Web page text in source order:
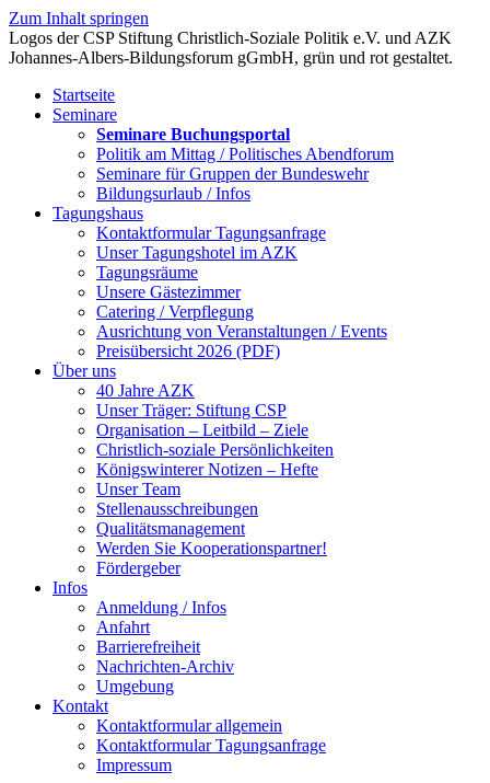
Zum Inhalt springen
Startseite
Seminare
Seminare Buchungsportal
Politik am Mittag / Politisches Abendforum
Seminare für Gruppen der Bundeswehr
Bildungsurlaub / Infos
Tagungshaus
Kontaktformular Tagungsanfrage
Unser Tagungshotel im AZK
Tagungsräume
Unsere Gästezimmer
Catering / Verpflegung
Ausrichtung von Veranstaltungen / Events
Preisübersicht 2026 (PDF)
Über uns
40 Jahre AZK
Unser Träger: Stiftung CSP
Organisation – Leitbild – Ziele
Christlich-soziale Persönlichkeiten
Königswinterer Notizen – Hefte
Unser Team
Stellenausschreibungen
Qualitätsmanagement
Werden Sie Kooperationspartner!
Fördergeber
Infos
Anmeldung / Infos
Anfahrt
Barrierefreiheit
Nachrichten-Archiv
Umgebung
Kontakt
Kontaktformular allgemein
Kontaktformular Tagungsanfrage
Impressum